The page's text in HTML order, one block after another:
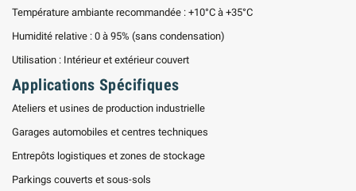
Température ambiante recommandée : +10°C à +35°C
Humidité relative : 0 à 95% (sans condensation)
Utilisation : Intérieur et extérieur couvert
Applications Spécifiques
Ateliers et usines de production industrielle
Garages automobiles et centres techniques
Entrepôts logistiques et zones de stockage
Parkings couverts et sous-sols